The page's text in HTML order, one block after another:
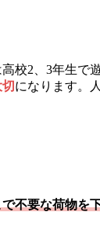
校2、3年生で
になります。
不要な荷物を